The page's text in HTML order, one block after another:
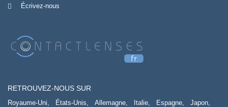
Écrivez-nous
RETROUVEZ-NOUS SUR
Royaume-Uni, États-Unis, Allemagne, Italie, Espagne,
Japon,